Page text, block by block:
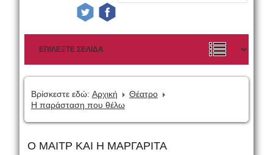
Βρίσκεστε εδώ: Αρχική
Θέατρο
Η παράσταση που θέλω
Ο ΜΑΙΤΡ ΚΑΙ Η ΜΑΡΓΑΡΙΤΑ